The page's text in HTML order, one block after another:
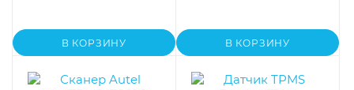
В КОРЗИНУ В КОРЗИНУ